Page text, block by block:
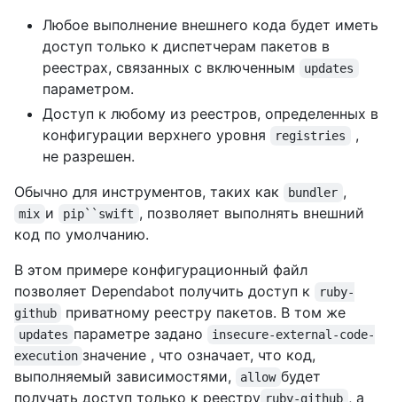
Любое выполнение внешнего кода будет иметь
доступ только к диспетчерам пакетов в
реестрах, связанных с включенным
updates
параметром.
Доступ к любому из реестров, определенных в
конфигурации верхнего уровня
registries
,
не разрешен.
Обычно для инструментов, таких как
bundler ,
mix и pip``swift , позволяет выполнять внешний
код по умолчанию.
В этом примере конфигурационный файл
позволяет Dependabot получить доступ к
ruby-
github
приватному реестру пакетов. В том же
updates параметре задано
insecure-external-code-
execution значение , что означает, что код,
выполняемый зависимостями,
allow будет
получать доступ только к реестру ruby-github , а